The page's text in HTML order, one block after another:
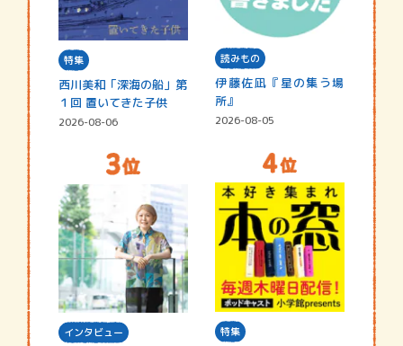
特集
西川美和「深海の船」第
１回 置いてきた子供
2026-08-06
読みもの
伊藤佐凪『星の集う場
所』
2026-08-05
インタビュー 特集